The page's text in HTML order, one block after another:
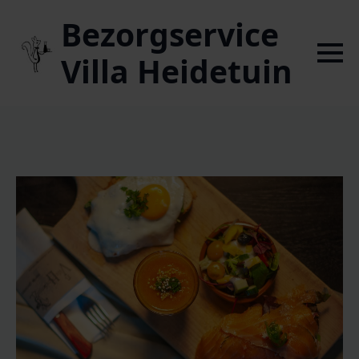
Bezorgservice
Villa Heidetuin